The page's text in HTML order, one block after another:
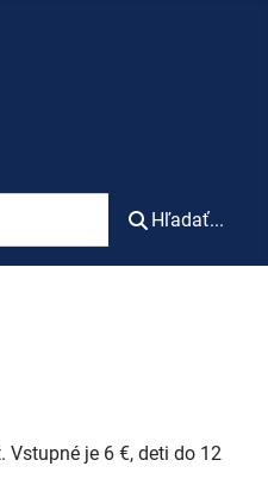
Hľadať...
je 6 €, deti do 12